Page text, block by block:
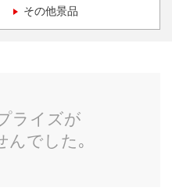
その他景品